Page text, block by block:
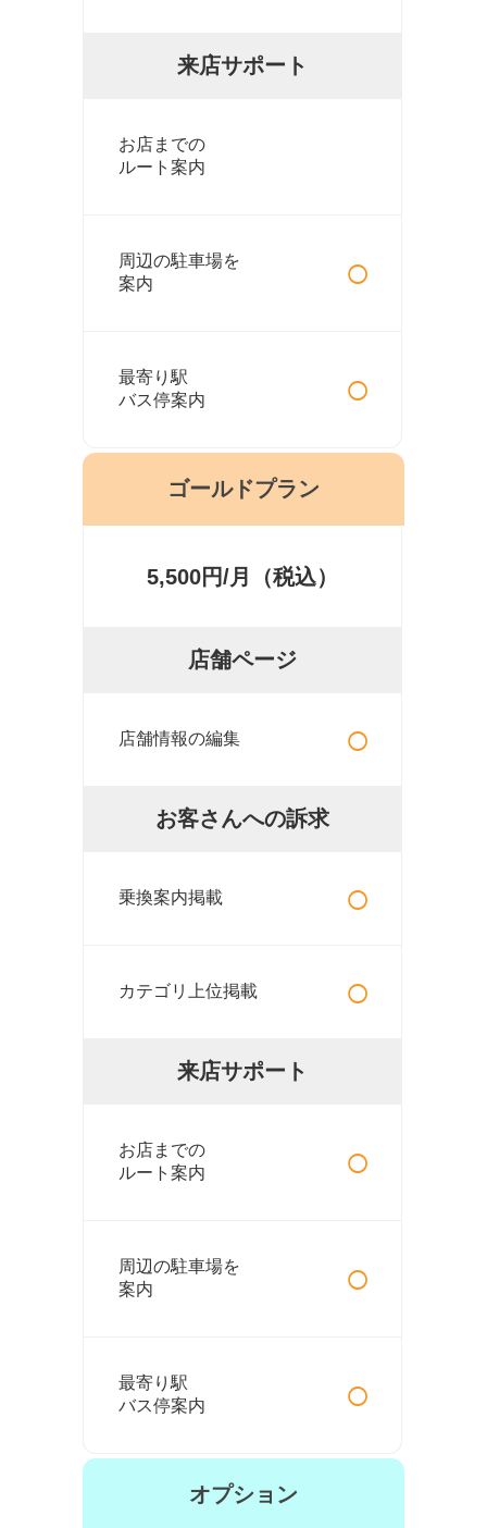
来店サポート
お店までの
ルート案内
周辺の駐車場を
案内
○
最寄り駅
バス停案内
○
ゴールドプラン
5,500円/月（税込）
店舗ページ
店舗情報の編集 ○
お客さんへの訴求
乗換案内掲載 ○
カテゴリ上位掲載 ○
来店サポート
お店までの
ルート案内
○
周辺の駐車場を
案内
○
最寄り駅
バス停案内
○
オプション